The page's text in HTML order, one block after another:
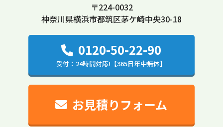
〒224-0032
神奈川県横浜市都筑区茅ケ崎中央30-18
0120-50-22-90
受付：24時間対応!【365日年中無休】
お見積りフォーム